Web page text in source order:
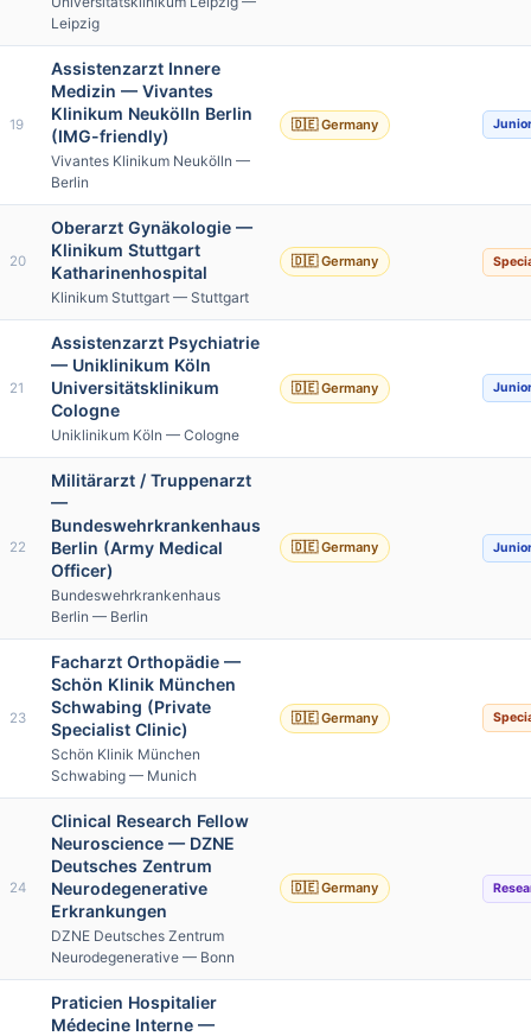
Leipzig
19
Assistenzarzt Innere
Medizin — Vivantes
Klinikum Neukölln Berlin
(IMG-friendly)
Vivantes Klinikum Neukölln —
Berlin
🇩🇪 Germany Junior
20
Oberarzt Gynäkologie —
Klinikum Stuttgart
Katharinenhospital
Klinikum Stuttgart — Stuttgart
🇩🇪 Germany
21
Assistenzarzt Psychiatrie
— Uniklinikum Köln
Universitätsklinikum
Cologne
Uniklinikum Köln — Cologne
🇩🇪 Germany Junior
22
Militärarzt / Truppenarzt
—
Bundeswehrkrankenhaus
Berlin (Army Medical
Officer)
Bundeswehrkrankenhaus
Berlin — Berlin
🇩🇪 Germany Junior
23
Facharzt Orthopädie —
Schön Klinik München
Schwabing (Private
Specialist Clinic)
Schön Klinik München
Schwabing — Munich
🇩🇪 Germany
24
Clinical Research Fellow
Neuroscience — DZNE
Deutsches Zentrum
Neurodegenerative
Erkrankungen
DZNE Deutsches Zentrum
Neurodegenerative — Bonn
🇩🇪 Germany
Praticien Hospitalier
Médecine Interne —